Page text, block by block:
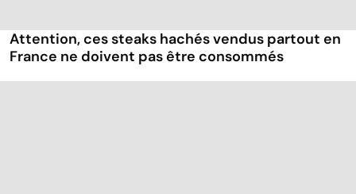
Attention, ces steaks hachés vendus partout en
France ne doivent pas être consommés